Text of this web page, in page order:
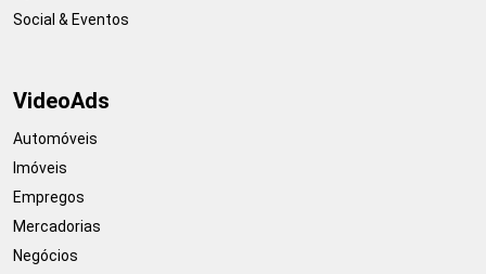
Social & Eventos
VideoAds
Automóveis
Imóveis
Empregos
Mercadorias
Negócios